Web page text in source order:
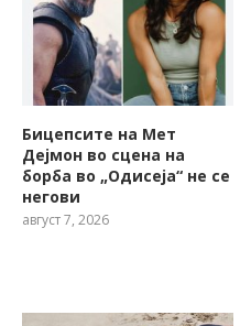
Бицепсите на Мет
Дејмон во сцена на
борба во „Одисеја“ не се
негови
август 7, 2026